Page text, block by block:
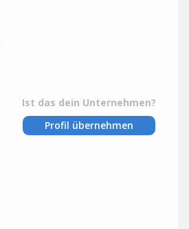
Ist das dein Unternehmen?
Profil übernehmen